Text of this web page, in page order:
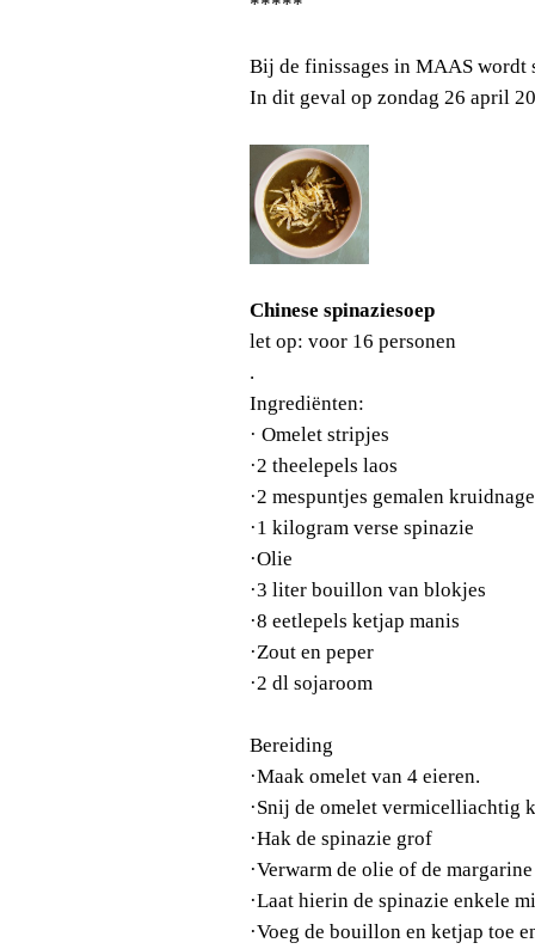
Bij de finissages in MAAS wordt
In dit geval op zondag 26 april
Chinese spinaziesoep
let op: voor 16 personen
.
Ingrediënten:
· Omelet stripjes
·2 theelepels laos
·2 mespuntjes gemalen
·1 kilogram verse spinazie
·Olie
·3 liter bouillon van blokjes
·8 eetlepels ketjap manis
·Zout en peper
·2 dl sojaroom
Bereiding
·Maak omelet van 4 eieren.
·Snij de omelet vermicelliachtig
·Hak de spinazie grof
·Verwarm de olie of de margarine
·Laat hierin de spinazie enkele
·Voeg de bouillon en ketjap toe